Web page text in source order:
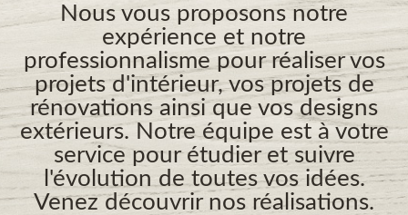
Nous vous proposons notre
expérience et notre
professionnalisme pour réaliser vos
projets d'intérieur, vos projets de
rénovations ainsi que vos designs
extérieurs. Notre équipe est à votre
service pour étudier et suivre
l'évolution de toutes vos idées.
Venez découvrir nos réalisations.